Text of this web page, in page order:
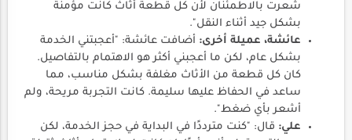
شعرت بالاطمئنان لأن كل قطعة أثاث كانت مؤمنة
بشكل جيد أثناء النقل".
عائشة، عميلة أخرى: أضافت عائشة: "أعجبتني الخدمة
بشكل عام، لكن ما أعجبني أكثر هو الاهتمام بالتفاصيل.
كان كل قطعة من الأثاث مغلفة بشكل مناسب، مما
ساعد في الحفاظ عليها سليمة. كانت التجربة مريحة، ولم
أشعر بأي ضغط".
علي: قال: "كنت مترددًا في البداية في حجز الخدمة، لكن